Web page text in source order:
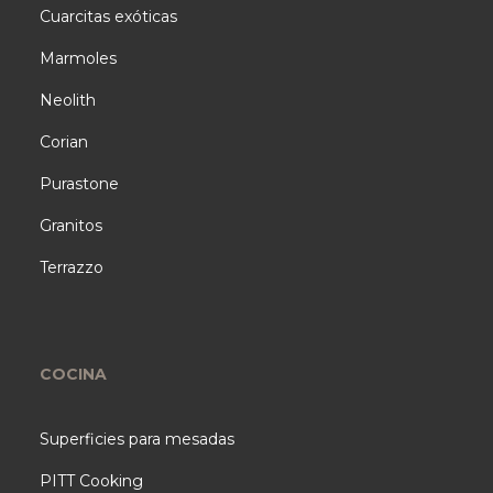
Cuarcitas exóticas
Marmoles
Neolith
Corian
Purastone
Granitos
Terrazzo
COCINA
Superficies para mesadas
PITT Cooking